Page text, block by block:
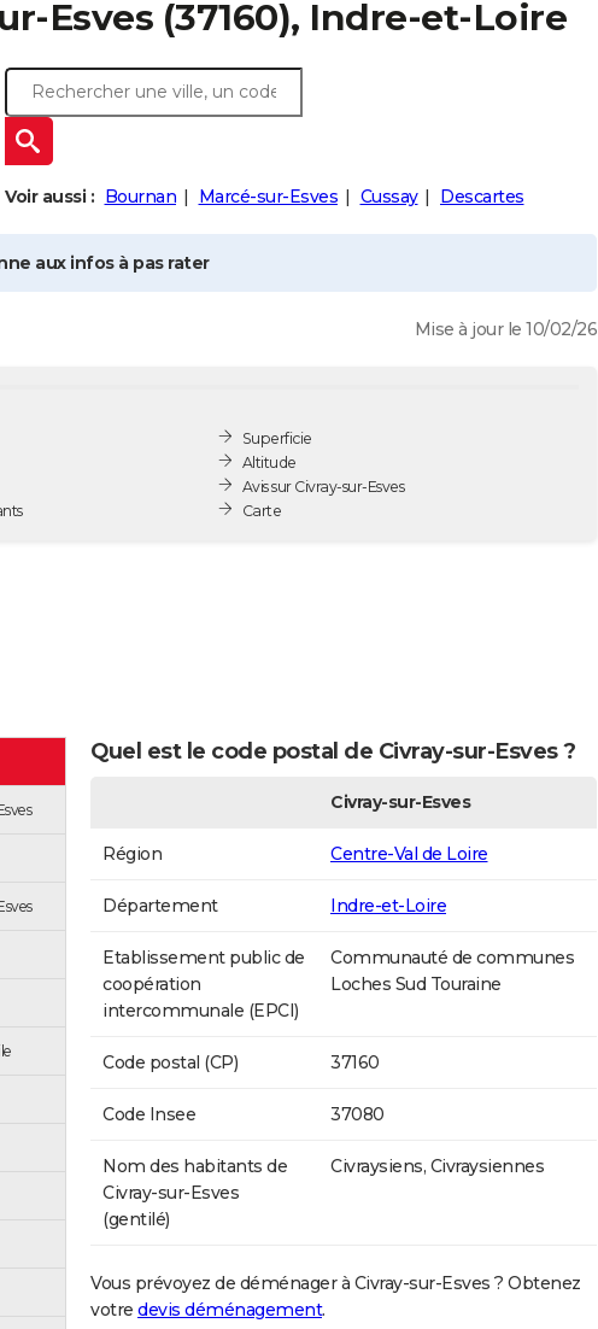
Esves (37160), Indre-et-Loire
Voir aussi : Bournan Marcé-sur-Esves Cussay Descartes
aux infos à pas rater
Mise à jour le 10/02/26
Superficie
Altitude
Avis sur Civray-sur-Esves
Carte
Quel est le code postal de Civray-sur-Esves ?
Civray-sur-Esves
Région Centre-Val de Loire
Département Indre-et-Loire
Etablissement public de
coopération
intercommunale (EPCI)
Communauté de communes
Loches Sud Touraine
Code postal (CP) 37160
Code Insee 37080
Nom des habitants de
Civray-sur-Esves
(gentilé)
Civraysiens, Civraysiennes
Vous prévoyez de déménager à Civray-sur-Esves ? Obtenez
votre devis déménagement.